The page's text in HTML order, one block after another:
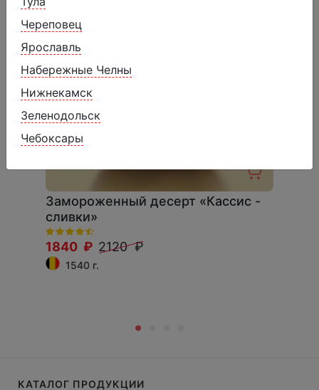
Череповец
Ярославль
Набережные Челны
Нижнекамск
Зеленодольск
Чебоксары
Замороженный десерт «Кассис -
сливки»
1840 ₽ 2120 ₽
1540 г.
КАТАЛОГ ПРОДУКЦИИ